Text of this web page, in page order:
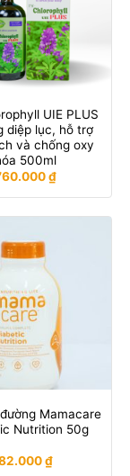
UIE PLUS
diệp lục, hỗ trợ
và chống oxy
500ml
₫
Mamacare
Nutrition 50g
₫